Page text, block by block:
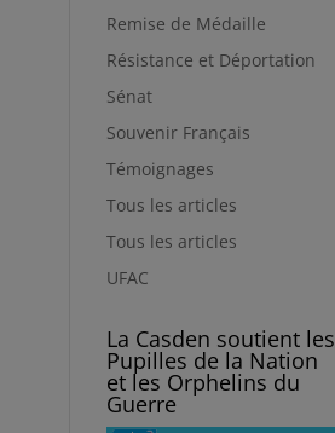
Remise de Médaille
Résistance et Déportation
Sénat
Souvenir Français
Témoignages
Tous les articles
Tous les articles
UFAC
La Casden soutient les
Pupilles de la Nation
et les Orphelins du
Guerre